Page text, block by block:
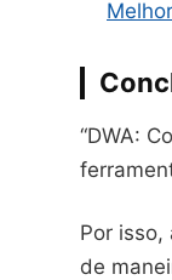
“DWA:
Por
de